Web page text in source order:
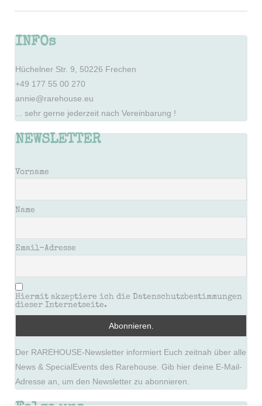
INFOs
Hüchelner Str. 9, 50226 Frechen
+49 177 55 00 270
annie@rarehouse.eu
... sehr gerne jederzeit nach Vereinbarung !
NEWSLETTER
Vorname
Name
Email-Adresse
Hiermit akzeptiere ich die Datenschutzbestimmungen
dieser Internetseite.
Der RAREHOUSE-Newsletter informiert Euch zeitnah über alle
News & SpecialEvents des Rarehouse. Gib hier deine E-Mail-
Adresse an, um den Newsletter zu abonnieren.